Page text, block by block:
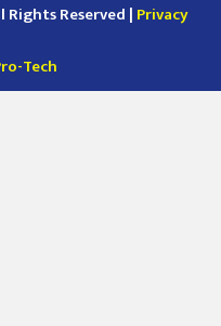
Reserved | Privacy
Tech